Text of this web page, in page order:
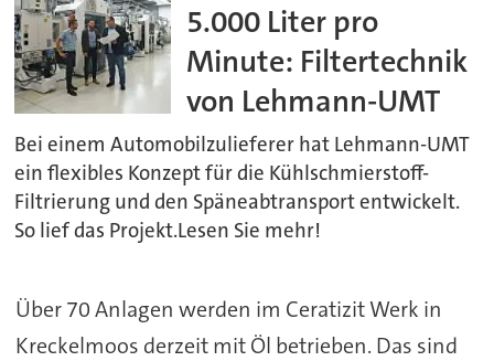
5.000 Liter pro
Minute: Filtertechnik
von Lehmann-UMT
Bei einem Automobilzulieferer hat Lehmann-UMT
ein flexibles Konzept für die Kühlschmierstoff-
Filtrierung und den Späneabtransport entwickelt.
So lief das Projekt.Lesen Sie mehr!
Über 70 Anlagen werden im Ceratizit Werk in
Kreckelmoos derzeit mit Öl betrieben. Das sind